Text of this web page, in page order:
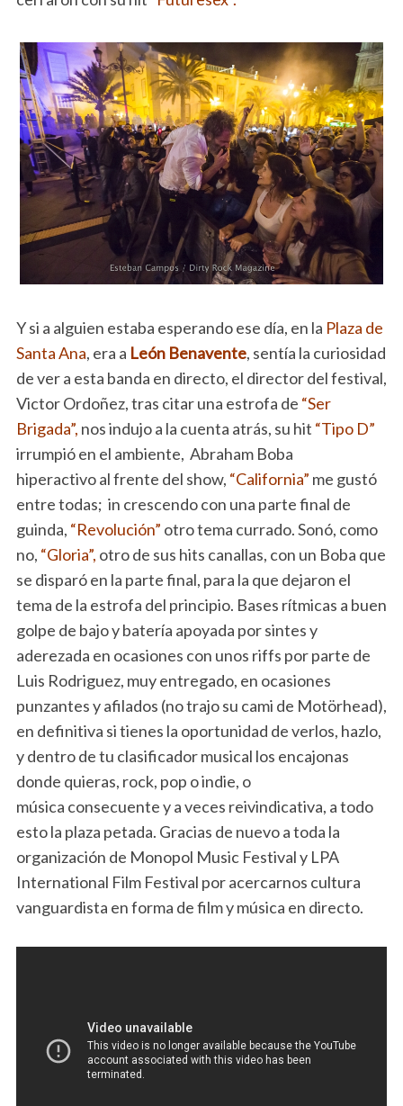
Y si a alguien estaba esperando ese día, en la Plaza de
Santa Ana, era a León Benavente, sentía la curiosidad
de ver a esta banda en directo, el director del festival,
Victor Ordoñez, tras citar una estrofa de “Ser
Brigada”, nos indujo a la cuenta atrás, su hit “Tipo D”
irrumpió en el ambiente, Abraham Boba
hiperactivo al frente del show, “California” me gustó
entre todas; in crescendo con una parte final de
guinda, “Revolución” otro tema currado. Sonó, como
no, “Gloria”, otro de sus hits canallas, con un Boba que
se disparó en la parte final, para la que dejaron el
tema de la estrofa del principio. Bases rítmicas a buen
golpe de bajo y batería apoyada por sintes y
aderezada en ocasiones con unos riffs por parte de
Luis Rodriguez, muy entregado, en ocasiones
punzantes y afilados (no trajo su cami de Motörhead),
en definitiva si tienes la oportunidad de verlos, hazlo,
y dentro de tu clasificador musical los encajonas
donde quieras, rock, pop o indie, o
música consecuente y a veces reivindicativa, a todo
esto la plaza petada. Gracias de nuevo a toda la
organización de Monopol Music Festival y LPA
International Film Festival por acercarnos cultura
vanguardista en forma de film y música en directo.